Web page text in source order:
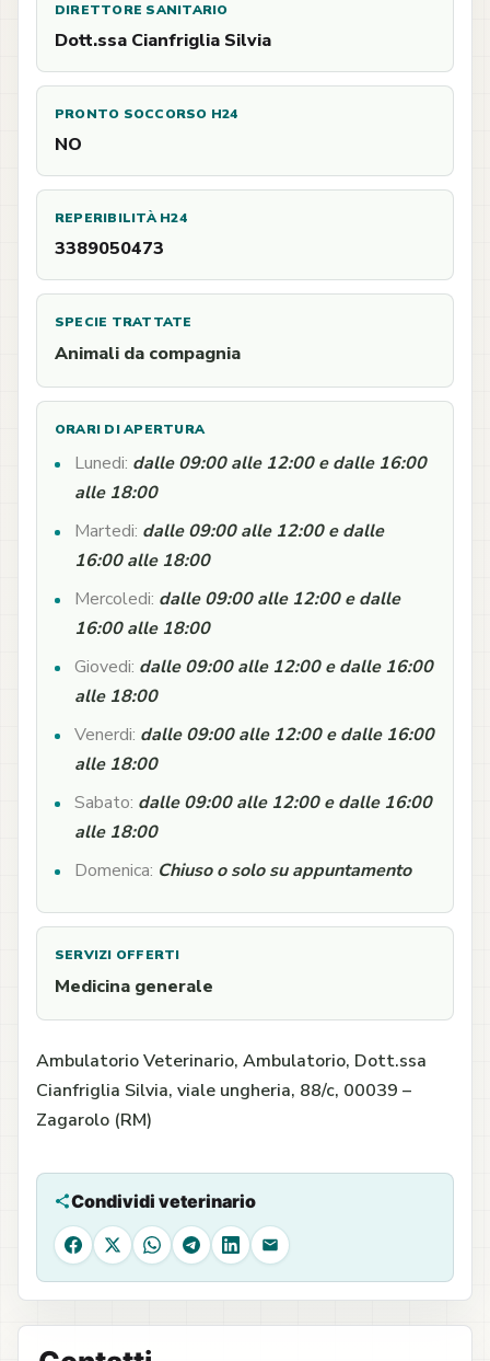
DIRETTORE SANITARIO
Dott.ssa Cianfriglia Silvia
PRONTO SOCCORSO H24
NO
REPERIBILITÀ H24
3389050473
SPECIE TRATTATE
Animali da compagnia
ORARI DI APERTURA
Lunedi: dalle 09:00 alle 12:00 e dalle 16:00
alle 18:00
Martedi: dalle 09:00 alle 12:00 e dalle
16:00 alle 18:00
Mercoledi: dalle 09:00 alle 12:00 e dalle
16:00 alle 18:00
Giovedi: dalle 09:00 alle 12:00 e dalle 16:00
alle 18:00
Venerdi: dalle 09:00 alle 12:00 e dalle 16:00
alle 18:00
Sabato: dalle 09:00 alle 12:00 e dalle 16:00
alle 18:00
Domenica: Chiuso o solo su appuntamento
SERVIZI OFFERTI
Medicina generale
Ambulatorio Veterinario, Ambulatorio, Dott.ssa
Cianfriglia Silvia, viale ungheria, 88/c, 00039 –
Zagarolo (RM)
Condividi veterinario
Facebook
X WhatsAppTelegram
LinkedIn
Email